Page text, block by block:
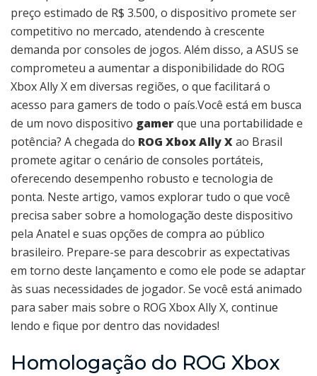
preço estimado de R$ 3.500, o dispositivo promete ser
competitivo no mercado, atendendo à crescente
demanda por consoles de jogos. Além disso, a ASUS se
comprometeu a aumentar a disponibilidade do ROG
Xbox Ally X em diversas regiões, o que facilitará o
acesso para gamers de todo o país.Você está em busca
de um novo dispositivo gamerque una portabilidade e
potência? A chegada do ROG Xbox Ally Xao Brasil
promete agitar o cenário de consoles portáteis,
oferecendo desempenho robusto e tecnologia de
ponta. Neste artigo, vamos explorar tudo o que você
precisa saber sobre a homologação deste dispositivo
pela Anatel e suas opções de compra ao público
brasileiro. Prepare-se para descobrir as expectativas
em torno deste lançamento e como ele pode se adaptar
às suas necessidades de jogador. Se você está animado
para saber mais sobre o ROG Xbox Ally X, continue
lendo e fique por dentro das novidades!
Homologação do ROG Xbox